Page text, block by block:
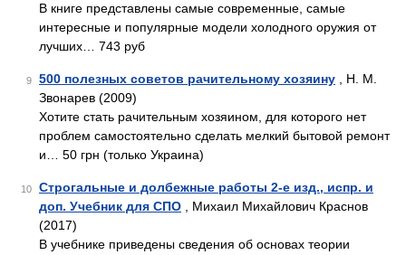
В книге представлены самые современные, самые
интересные и популярные модели холодного оружия от
лучших… 743 руб
9 500 полезных советов рачительному хозяину , Н. М.
Звонарев (2009)
Хотите стать рачительным хозяином, для которого нет
проблем самостоятельно сделать мелкий бытовой ремонт
и… 50 грн (только Украина)
10
Строгальные и долбежные работы 2-е изд., испр. и
доп. Учебник для СПО , Михаил Михайлович Краснов
(2017)
В учебнике приведены сведения об основах теории